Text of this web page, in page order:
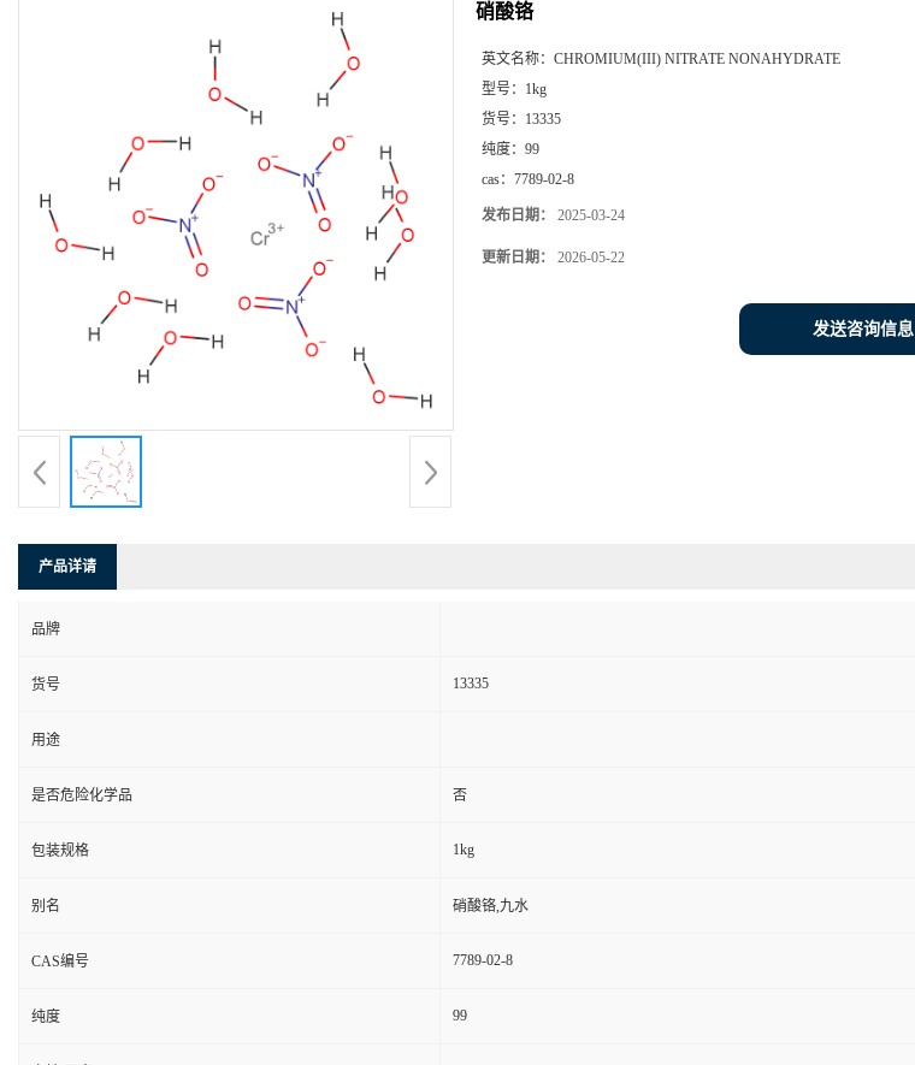
硝酸铬
英文名称： CHROMIUM(III) NITRATE NONAHYDRATE
型号： 1kg
货号： 13335
纯度： 99
cas： 7789-02-8
发布日期： 2025-03-24
更新日期： 2026-05-22
发送咨询信息
产品详请
品牌
货号 13335
用途
是否危险化学品 否
包装规格 1kg
别名 硝酸铬,九水
CAS编号 7789-02-8
纯度 99